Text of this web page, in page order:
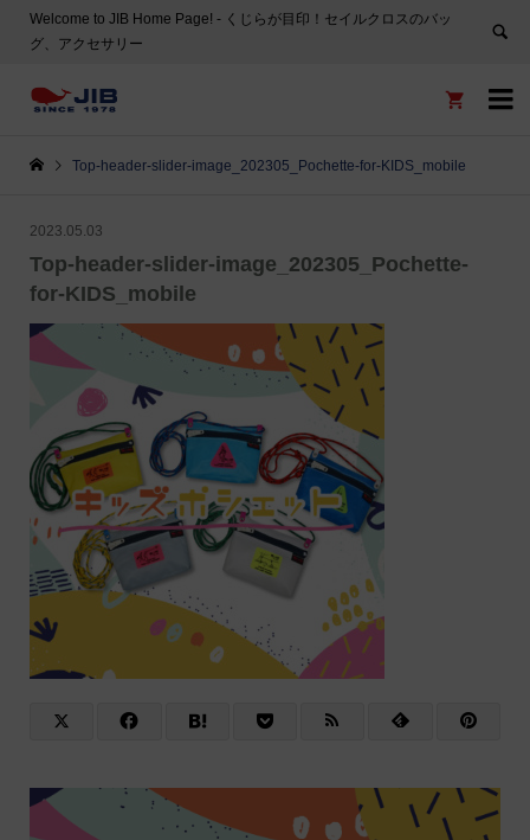
Welcome to JIB Home Page! ‐ くじらが目印！セイルクロスのバッ
グ、アクセサリー


Top-header-slider-image_202305_Pochette-for-KIDS_mobile
2023.05.03
Top-header-slider-image_202305_Pochette-
for-KIDS_mobile